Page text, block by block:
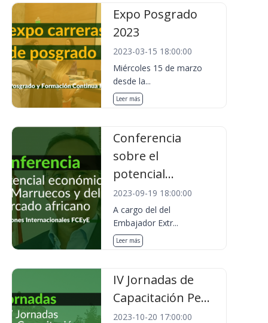
Expo Posgrado
2023
2023-03-15 18:00:00
Miércoles 15 de marzo
desde la...
Leer más
Conferencia
sobre el
potencial...
2023-09-19 18:00:00
A cargo del del
Embajador Extr...
Leer más
IV Jornadas de
Capacitación Pe...
2023-10-20 17:00:00